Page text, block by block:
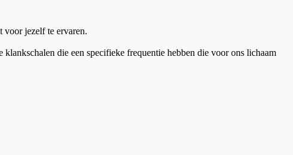
voor jezelf te ervaren.
die een specifieke frequentie hebben die voor ons lichaam